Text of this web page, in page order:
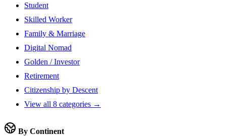
Student
Skilled Worker
Family & Marriage
Digital Nomad
Golden / Investor
Retirement
Citizenship by Descent
View all 8 categories →
By Continent